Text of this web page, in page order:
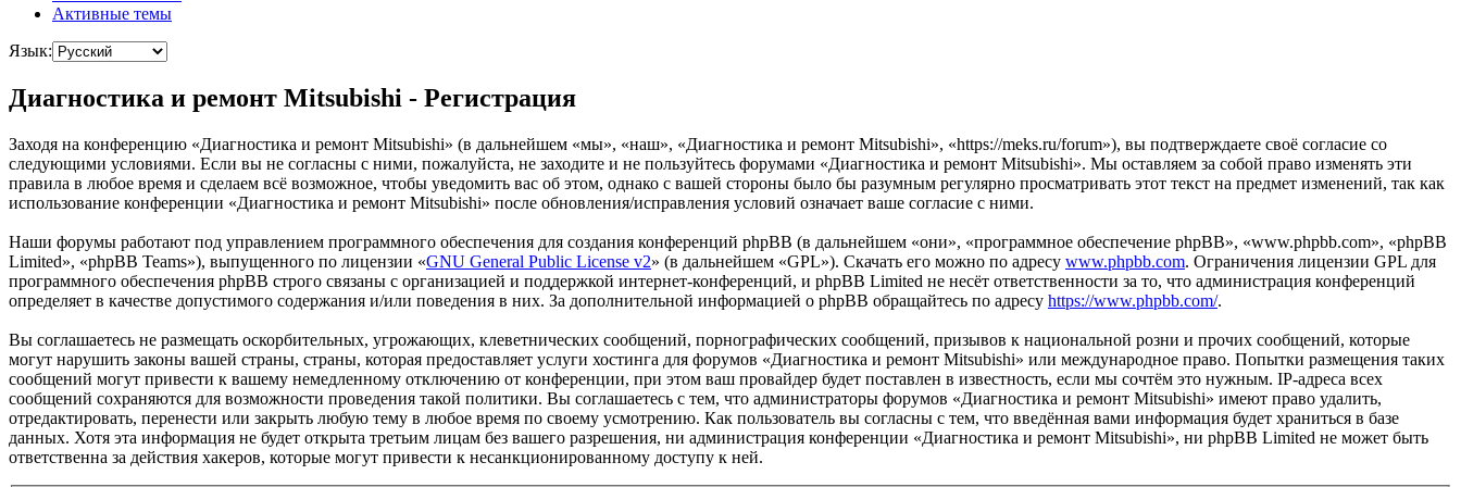
Активные темы
Язык:
Диагностика и ремонт Mitsubishi - Регистрация
Заходя на конференцию «Диагностика и ремонт Mitsubishi» (в дальнейшем «мы», «наш», «Диагностика и ремонт Mitsubishi», «https://meks.ru/forum»), вы подтверждаете своё согласие со
следующими условиями. Если вы не согласны с ними, пожалуйста, не заходите и не пользуйтесь форумами «Диагностика и ремонт Mitsubishi». Мы оставляем за собой право изменять эти
правила в любое время и сделаем всё возможное, чтобы уведомить вас об этом, однако с вашей стороны было бы разумным регулярно просматривать этот текст на предмет изменений, так как
использование конференции «Диагностика и ремонт Mitsubishi» после обновления/исправления условий означает ваше согласие с ними.
Наши форумы работают под управлением программного обеспечения для создания конференций phpBB (в дальнейшем «они», «программное обеспечение phpBB», «www.phpbb.com», «phpBB
Limited», «phpBB Teams»), выпущенного по лицензии «GNU General Public License v2» (в дальнейшем «GPL»). Скачать его можно по адресу www.phpbb.com. Ограничения лицензии GPL для
программного обеспечения phpBB строго связаны с организацией и поддержкой интернет-конференций, и phpBB Limited не несёт ответственности за то, что администрация конференций
определяет в качестве допустимого содержания и/или поведения в них. За дополнительной информацией о phpBB обращайтесь по адресу https://www.phpbb.com/.
Вы соглашаетесь не размещать оскорбительных, угрожающих, клеветнических сообщений, порнографических сообщений, призывов к национальной розни и прочих сообщений, которые
могут нарушить законы вашей страны, страны, которая предоставляет услуги хостинга для форумов «Диагностика и ремонт Mitsubishi» или международное право. Попытки размещения таких
сообщений могут привести к вашему немедленному отключению от конференции, при этом ваш провайдер будет поставлен в известность, если мы сочтём это нужным. IP-адреса всех
сообщений сохраняются для возможности проведения такой политики. Вы соглашаетесь с тем, что администраторы форумов «Диагностика и ремонт Mitsubishi» имеют право удалить,
отредактировать, перенести или закрыть любую тему в любое время по своему усмотрению. Как пользователь вы согласны с тем, что введённая вами информация будет храниться в базе
данных. Хотя эта информация не будет открыта третьим лицам без вашего разрешения, ни администрация конференции «Диагностика и ремонт Mitsubishi», ни phpBB Limited не может быть
ответственна за действия хакеров, которые могут привести к несанкционированному доступу к ней.